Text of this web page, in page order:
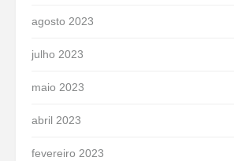
agosto 2023
julho 2023
maio 2023
abril 2023
fevereiro 2023